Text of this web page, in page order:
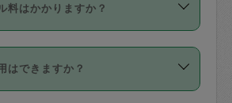
せる方など様々です。
していますので、各自の得意
アルを受け、合格したタスカ
動されています。
ンターの講評は１件目のレビュ
中に物を壊したり、人にけが
した場合が対象で、補償金額
時から受付可能となっていま
んへ「募集」をかけることが
料はかかりますか？
料には、以下の2種類がありま
はできますか？